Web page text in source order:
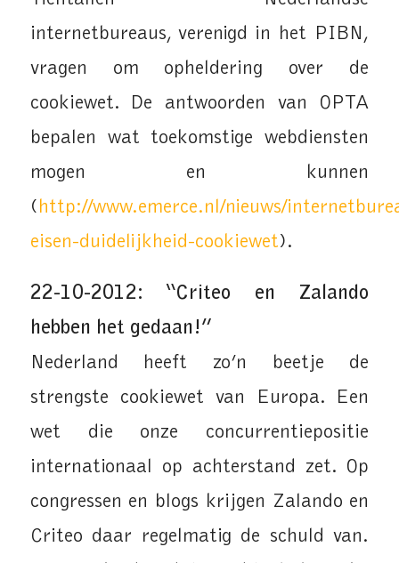
internetbureaus, verenigd in het PIBN,
vragen om opheldering over de
cookiewet. De antwoorden van OPTA
bepalen wat toekomstige webdiensten
mogen en kunnen
(http://www.emerce.nl/nieuws/
eisen-duidelijkheid-cookiewet).
22-10-2012: “Criteo en Zalando
hebben het gedaan!”
Nederland heeft zo’n beetje de
strengste cookiewet van Europa. Een
wet die onze concurrentiepositie
internationaal op achterstand zet. Op
congressen en blogs krijgen Zalando en
Criteo daar regelmatig de schuld van.